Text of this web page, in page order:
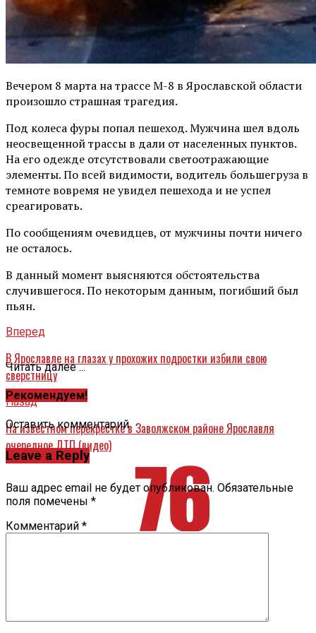
Вечером 8 марта на трассе М-8 в Ярославской области
произошло страшная трагедия.
Под колеса фуры попал пешеход. Мужчина шел вдоль
неосвещенной трассы в дали от населенных пунктов.
На его одежде отсутствовали светоотражающие
элементы. По всей видимости, водитель большегруза в
темноте вовремя не увидел пешехода и не успел
среагировать.
По сообщениям очевидцев, от мужчины почти ничего
не осталось.
В данный момент выясняются обстоятельства
случившегося. По некоторым данным, погибший был
пьян.
Вперед
В Ярославле на глазах у прохожих подростки избили свою
сверстницу
Назад
На известном перекрестке в Заволжском районе Ярославля
очередное ДТП (видео)
Читать далее ...
Рекомендуем!
Оставить комментарий
Leave a Reply
Ваш адрес email не будет опубликован. Обязательные
поля помечены *
Комментарий *